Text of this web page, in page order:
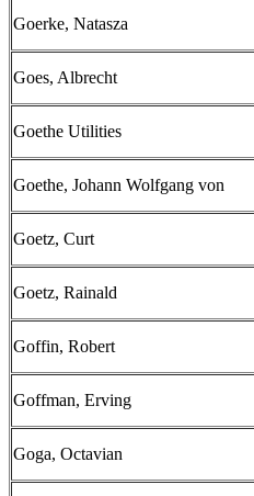
Goerke, Natasza
Goes, Albrecht
Goethe Utilities
Goethe, Johann Wolfgang von
Goetz, Curt
Goetz, Rainald
Goffin, Robert
Goffman, Erving
Goga, Octavian